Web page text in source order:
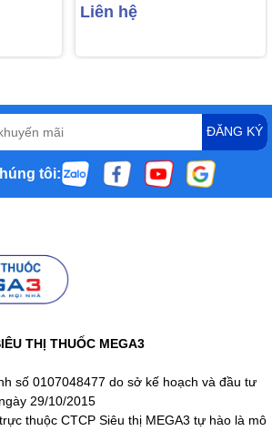
Quốc
Liên hệ
ĐĂNG KÝ
tôi:
THỊ THUỐC MEGA3
số 0107048477 do sở kế hoạch và đầu tư
29/10/2015
thuộc CTCP Siêu thị MEGA3 tự hào là mô